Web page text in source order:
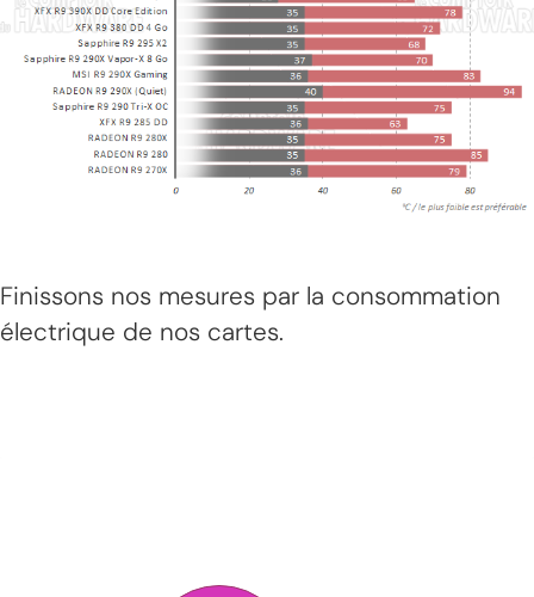
Finissons nos mesures par la consommation
électrique de nos cartes.